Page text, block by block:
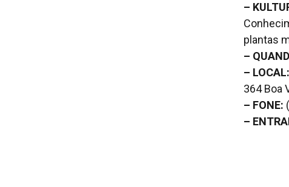
–
plantas
–
– LOCAL:
364 Boa
– FONE:
–